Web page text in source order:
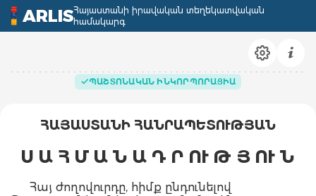
ARLISՀայաստանի իրավական տեղեկատվական
համակարգ
ՊԱՇՏՈՆԱԿԱՆ ԻՆԿՈՐՊՈՐԱՑԻԱ
ՀԱՅԱՍՏԱՆԻ ՀԱՆՐԱՊԵՏՈՒԹՅԱՆ
Ս Ա Հ Մ Ա Ն Ա Դ Ր ՈՒ Թ Յ ՈՒ Ն
Հայ ժողովուրդը, հիմք ընդունելով